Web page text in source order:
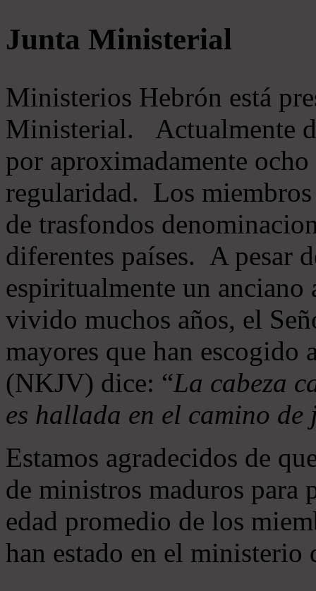
Junta Ministerial
Ministerios Hebrón está
Ministerial. Actualmente
por aproximadamente
regularidad. Los
de trasfondos
diferentes países. A pesar
espiritualmente un
vivido muchos años, el
mayores que han
(NKJV) dice: “La cabeza
es hallada en el camino de
Estamos agradecidos de
de ministros maduros
edad promedio de los
han estado en el ministerio